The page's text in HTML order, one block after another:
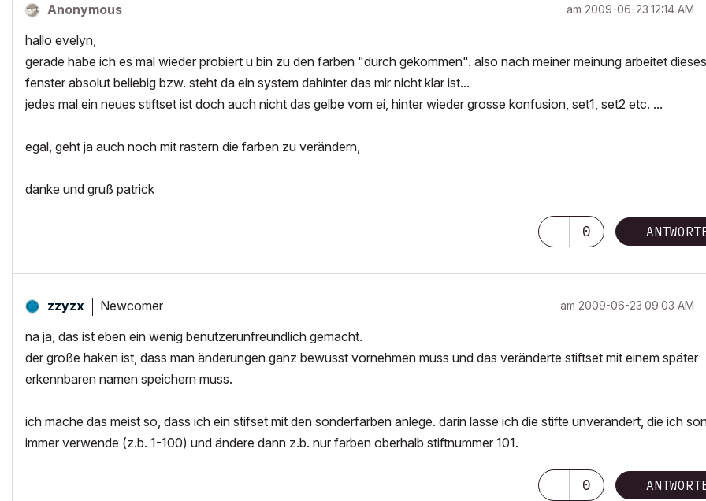
Anonymous am ‎2009-06-23 12:14 AM
hallo evelyn,
gerade habe ich es mal wieder probiert u bin zu den farben "durch gekommen". also nach meiner meinung arbeitet dieses
fenster absolut beliebig bzw. steht da ein system dahinter das mir nicht klar ist...
jedes mal ein neues stiftset ist doch auch nicht das gelbe vom ei, hinter wieder grosse konfusion, set1, set2 etc. ...
egal, geht ja auch noch mit rastern die farben zu verändern,
danke und gruß patrick
0
zzyzx Newcomer am ‎2009-06-23 09:03 AM
na ja, das ist eben ein wenig benutzerunfreundlich gemacht.
der große haken ist, dass man änderungen ganz bewusst vornehmen muss und das veränderte stiftset mit einem später
erkennbaren namen speichern muss.
ich mache das meist so, dass ich ein stifset mit den sonderfarben anlege. darin lasse ich die stifte unverändert, die ich
immer verwende (z.b. 1-100) und ändere dann z.b. nur farben oberhalb stiftnummer 101.
0